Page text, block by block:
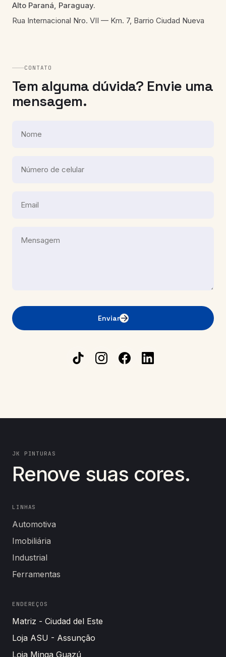
Alto Paraná, Paraguay.
Rua Internacional Nro. VII — Km. 7, Barrio Ciudad Nueva
CONTATO
Tem alguma dúvida? Envie uma
mensagem.
Enviar
Política de Privacidade
LGPD Cookies
JK PINTURAS
Renove suas cores.
LINHAS
Automotiva
Imobiliária
Industrial
Ferramentas
ENDEREÇOS
Matriz - Ciudad del Este
Loja ASU - Assunção
Loja Minga Guazú